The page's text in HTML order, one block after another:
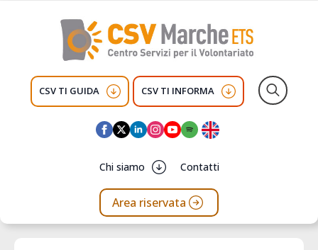
CSV TI GUIDA CSV TI INFORMA
Chi siamo Contatti
Area riservata